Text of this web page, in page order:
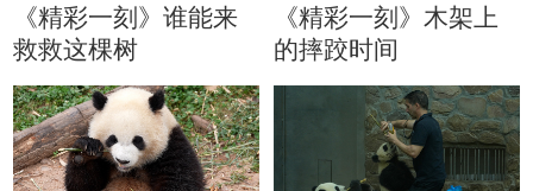
《精彩一刻》谁能来
救救这棵树
《精彩一刻》木架上
的摔跤时间